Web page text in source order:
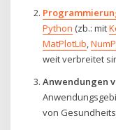
Python (zb.: mit
MatPlotLib,
weit verbreitet
Anwendungen
von